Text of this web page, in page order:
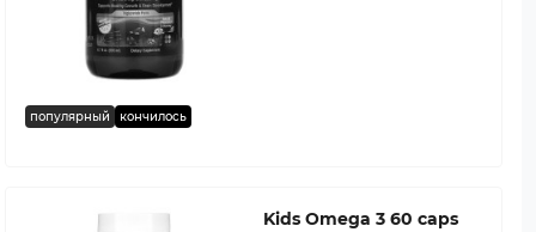
популярный кончилось
Kids Omega 3 60 caps